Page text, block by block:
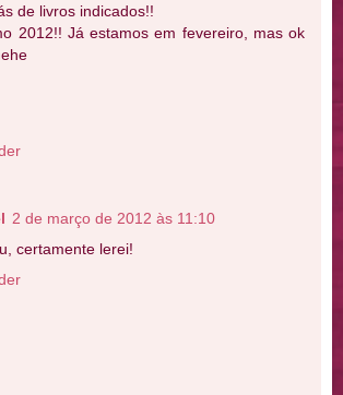
de livros indicados!!
2012!! Já estamos em fevereiro, mas ok
2 de março de 2012 às 11:10
certamente lerei!